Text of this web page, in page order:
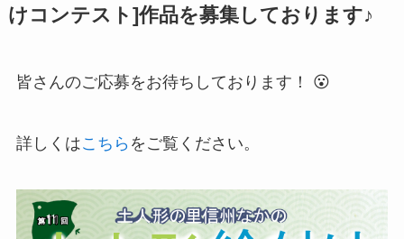
けコンテスト]作品を募集しております♪
皆さんのご応募をお待ちしております！ 😮
詳しくはこちら をご覧ください。